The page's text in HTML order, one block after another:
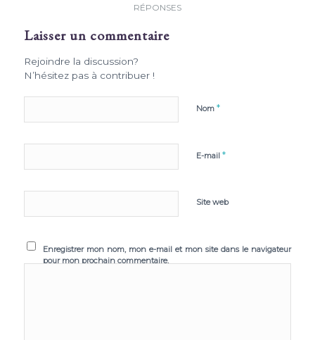
RÉPONSES
Laisser un commentaire
Rejoindre la discussion?
N’hésitez pas à contribuer !
Nom *
E-mail *
Site web
Enregistrer mon nom, mon e-mail et mon site dans le navigateur
pour mon prochain commentaire.